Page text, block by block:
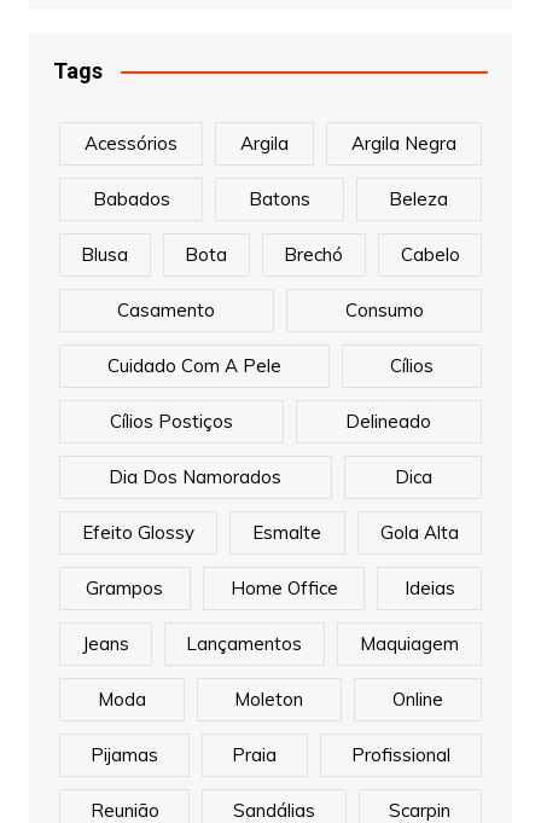
Tags
Acessórios Argila Argila Negra
Babados Batons Beleza
Blusa Bota Brechó Cabelo
Casamento Consumo
Cuidado Com A Pele Cílios
Cílios Postiços Delineado
Dia Dos Namorados Dica
Efeito Glossy Esmalte Gola Alta
Grampos Home Office Ideias
Jeans Lançamentos Maquiagem
Moda Moleton Online
Pijamas Praia Profissional
Reunião Sandálias Scarpin